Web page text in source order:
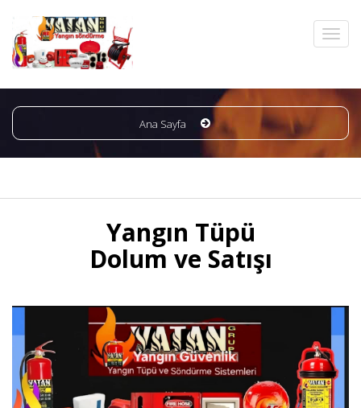
Ana Sayfa
Yangın Tüpü
Dolum ve Satışı